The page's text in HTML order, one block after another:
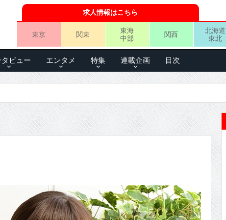
求人情報はこちら
東京 関東
東海
中部
関西
北海道
東北
タビュー エンタメ 特集 連載企画 目次